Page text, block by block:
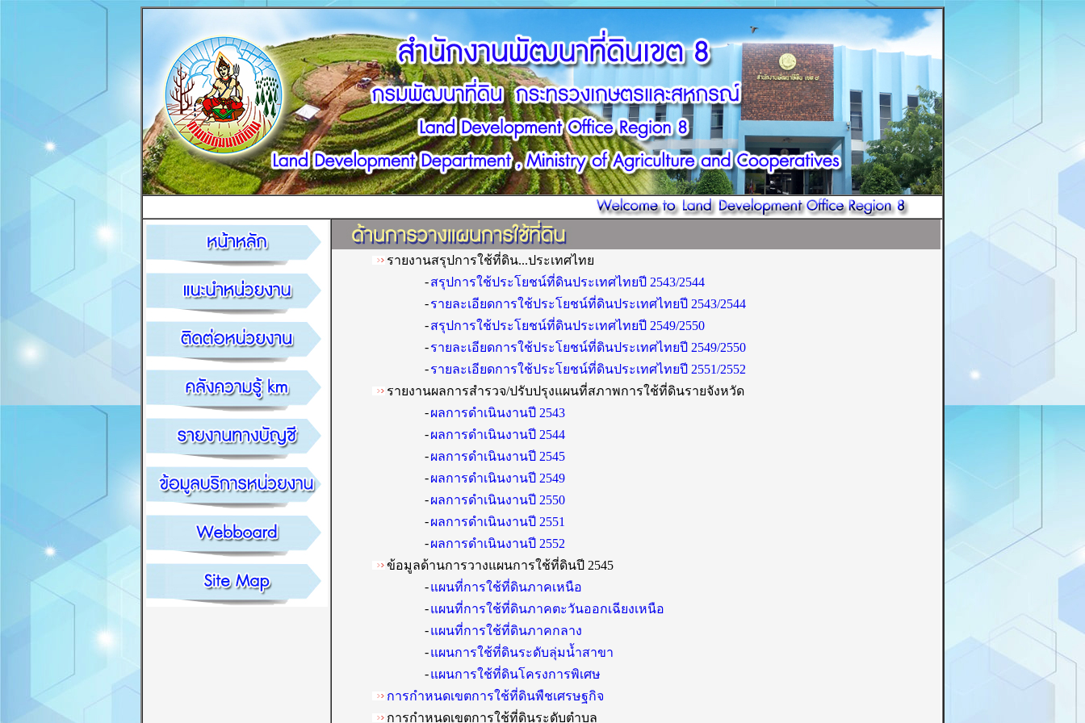
รายงานสรุปการใช้ที่ดิน...ประเทศไทย
-สรุปการใช้ประโยชน์ที่ดินประเทศไทยปี 2543/2544
-รายละเอียดการใช้ประโยชน์ที่ดินประเทศไทยปี 2543/2544
-สรุปการใช้ประโยชน์ที่ดินประเทศไทยปี 2549/2550
-รายละเอียดการใช้ประโยชน์ที่ดินประเทศไทยปี 2549/2550
-รายละเอียดการใช้ประโยชน์ที่ดินประเทศไทยปี 2551/2552
รายงานผลการสำรวจ/ปรับปรุงแผนที่สภาพการใช้ที่ดินรายจังหวัด
-ผลการดำเนินงานปี 2543
-ผลการดำเนินงานปี 2544
-ผลการดำเนินงานปี 2545
-ผลการดำเนินงานปี 2549
-ผลการดำเนินงานปี 2550
-ผลการดำเนินงานปี 2551
-ผลการดำเนินงานปี 2552
ข้อมูลด้านการวางแผนการใช้ที่ดินปี 2545
-แผนที่การใช้ที่ดินภาคเหนือ
-แผนที่การใช้ที่ดินภาคตะวันออกเฉียงเหนือ
-แผนที่การใช้ที่ดินภาคกลาง
-แผนการใช้ที่ดินระดับลุ่มน้ำสาขา
-แผนการใช้ที่ดินโครงการพิเศษ
การกำหนดเขตการใช้ที่ดินพืชเศรษฐกิจ
การกำหนดเขตการใช้ที่ดินระดับตำบล